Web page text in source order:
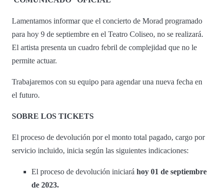
Lamentamos informar que el concierto de Morad programado
para hoy 9 de septiembre en el Teatro Coliseo, no se realizará.
El artista presenta un cuadro febril de complejidad que no le
permite actuar.
Trabajaremos con su equipo para agendar una nueva fecha en
el futuro.
SOBRE LOS TICKETS
El proceso de devolución por el monto total pagado, cargo por
servicio incluido, inicia según las siguientes indicaciones:
El proceso de devolución iniciará hoy 01 de septiembre
de 2023.